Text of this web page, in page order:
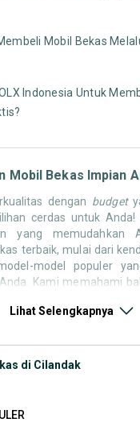
Mobil Bekas
Indonesia Untuk
Mobil Bekas Impian
dengan budget
cerdas untuk Anda!
yang memudahkan
terbaik, mulai dari
model populer
Kami memahami
penjual terpercaya di
kebutuhan, danbudget
yang tepat tentu
kota yang irit dan lincah?
Lihat Selengkapnya
di Cilandak